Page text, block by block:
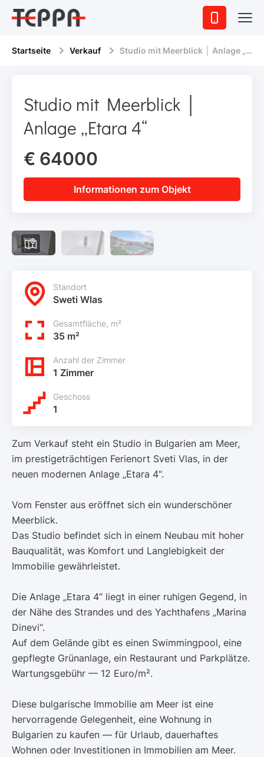
Startseite Verkauf Studio mit Meerblick │ Anlage „Etara 4“
Studio mit Meerblick │
Anlage „Etara 4“
€ 64000
Informationen zum Objekt
Standort
Sweti Wlas
Gesamtfläche, m²
35 m²
Anzahl der Zimmer
1 Zimmer
Geschoss
1
Zum Verkauf steht ein Studio in Bulgarien am Meer,
im prestigeträchtigen Ferienort Sveti Vlas, in der
neuen modernen Anlage „Etara 4“.
Vom Fenster aus eröffnet sich ein wunderschöner
Meerblick.
Das Studio befindet sich in einem Neubau mit hoher
Bauqualität, was Komfort und Langlebigkeit der
Immobilie gewährleistet.
Die Anlage „Etara 4“ liegt in einer ruhigen Gegend, in
der Nähe des Strandes und des Yachthafens „Marina
Dinevi“.
Auf dem Gelände gibt es einen Swimmingpool, eine
gepflegte Grünanlage, ein Restaurant und Parkplätze.
Wartungsgebühr — 12 Euro/m².
Diese bulgarische Immobilie am Meer ist eine
hervorragende Gelegenheit, eine Wohnung in
Bulgarien zu kaufen — für Urlaub, dauerhaftes
Wohnen oder Investitionen in Immobilien am Meer.